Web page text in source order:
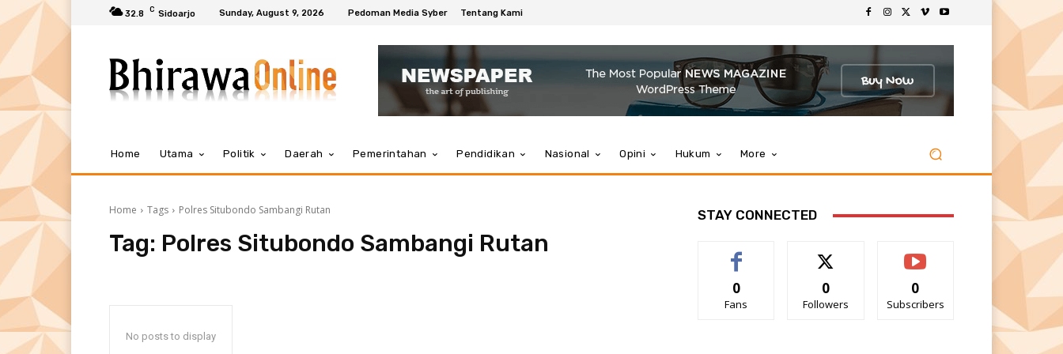
32.8 C Sidoarjo Sunday, August 9, 2026 Pedoman Media Syber Tentang Kami
Home Utama Politik Daerah Pemerintahan Pendidikan Nasional Opini Hukum More
Home Tags Polres Situbondo Sambangi Rutan
Tag: Polres Situbondo Sambangi Rutan
No posts to display
STAY CONNECTED
0
Fans
0
Followers
0
Subscribers